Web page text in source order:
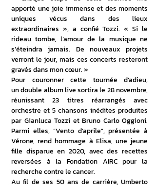
apporté une joie immense et des moments
uniques vécus dans des lieux
extraordinaires », a confié Tozzi. « Si le
rideau tombe, l’amour de la musique ne
s’éteindra jamais. De nouveaux projets
verront le jour, mais ces concerts resteront
gravés dans mon cœur. »
Pour couronner cette tournée d’adieu,
un double album live sortira le 28 novembre,
réunissant 23 titres réarrangés avec
orchestre et 5 chansons inédites produites
par Gianluca Tozzi et Bruno Carlo Oggioni.
Parmi elles, “Vento d’aprile”, présentée à
Vérone, rend hommage à Elisa, une jeune
fille disparue en 2020, avec des recettes
reversées à la Fondation AIRC pour la
recherche contre le cancer.
Au fil de ses 50 ans de carrière, Umberto